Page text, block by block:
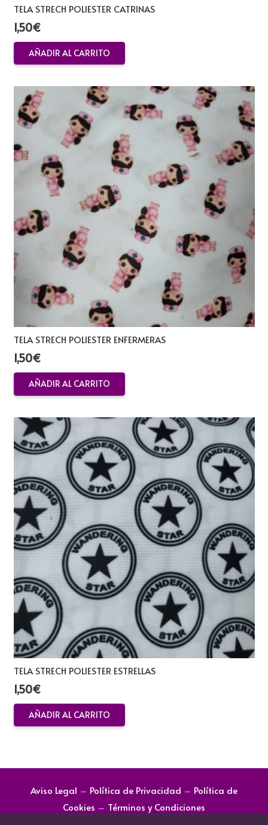
TELA STRECH POLIESTER CATRINAS
1,50€
AÑADIR AL CARRITO
TELA STRECH POLIESTER ENFERMERAS
1,50€
AÑADIR AL CARRITO
TELA STRECH POLIESTER ESTRELLAS
1,50€
AÑADIR AL CARRITO
Aviso Legal – Política de Privacidad – Política de
Cookies – Términos y Condiciones